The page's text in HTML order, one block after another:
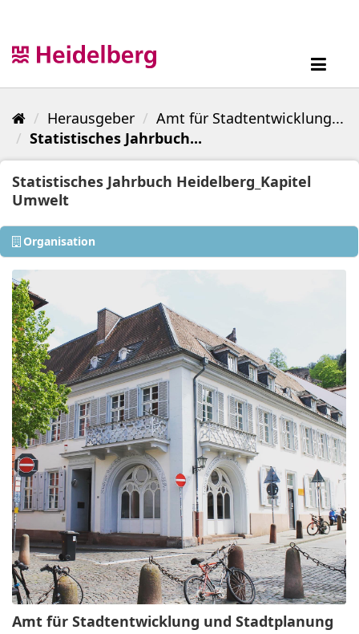
Herausgeber
Amt für Stadtentwicklung...
Statistisches Jahrbuch...
Statistisches Jahrbuch Heidelberg_Kapitel
Umwelt
Organisation
Amt für Stadtentwicklung und Stadtplanung